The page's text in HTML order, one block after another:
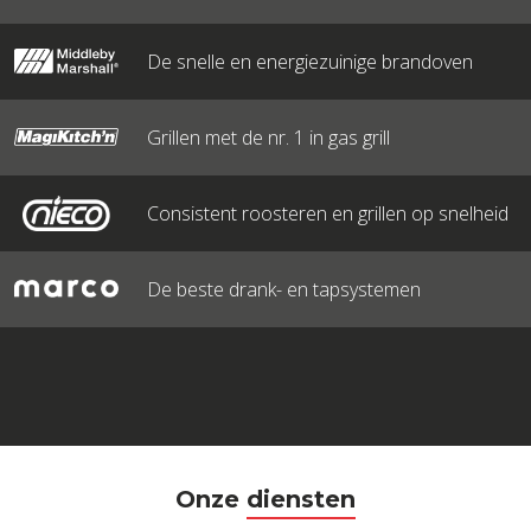
De snelle en energiezuinige brandoven
Grillen met de nr. 1 in gas grill
Consistent roosteren en grillen op snelheid
De beste drank- en tapsystemen
Onze diensten